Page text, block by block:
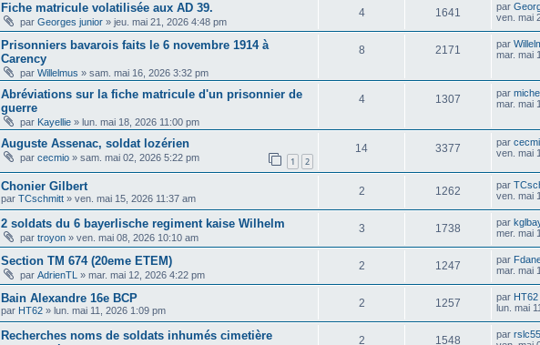
Fiche matricule volatilisée aux AD 39.
par Georges junior » jeu. mai 21, 2026 4:48 pm
4 1641 par
ven. mai
Prisonniers bavarois faits le 6 novembre 1914 à
Carency
par Willelmus » sam. mai 16, 2026 3:32 pm
8 2171 par
mar. mai
Abréviations sur la fiche matricule d'un prisonnier de
guerre
par Kayellie » lun. mai 18, 2026 11:00 pm
4 1307 par
mar. mai
Auguste Assenac, soldat lozérien
par cecmio » sam. mai 02, 2026 5:22 pm 1 2
14 3377 par
ven. mai
Chonier Gilbert
par TCschmitt » ven. mai 15, 2026 11:37 am
2 1262 par
ven. mai
2 soldats du 6 bayerlische regiment kaise Wilhelm
par troyon » ven. mai 08, 2026 10:10 am
3 1738 par
mer. mai
Section TM 674 (20eme ETEM)
par AdrienTL » mar. mai 12, 2026 4:22 pm
2 1247 par
mar. mai
Bain Alexandre 16e BCP
par HT62 » lun. mai 11, 2026 1:09 pm
2 1257 par HT62
lun. mai
Recherches noms de soldats inhumés cimetière
2 1548 par rslc55